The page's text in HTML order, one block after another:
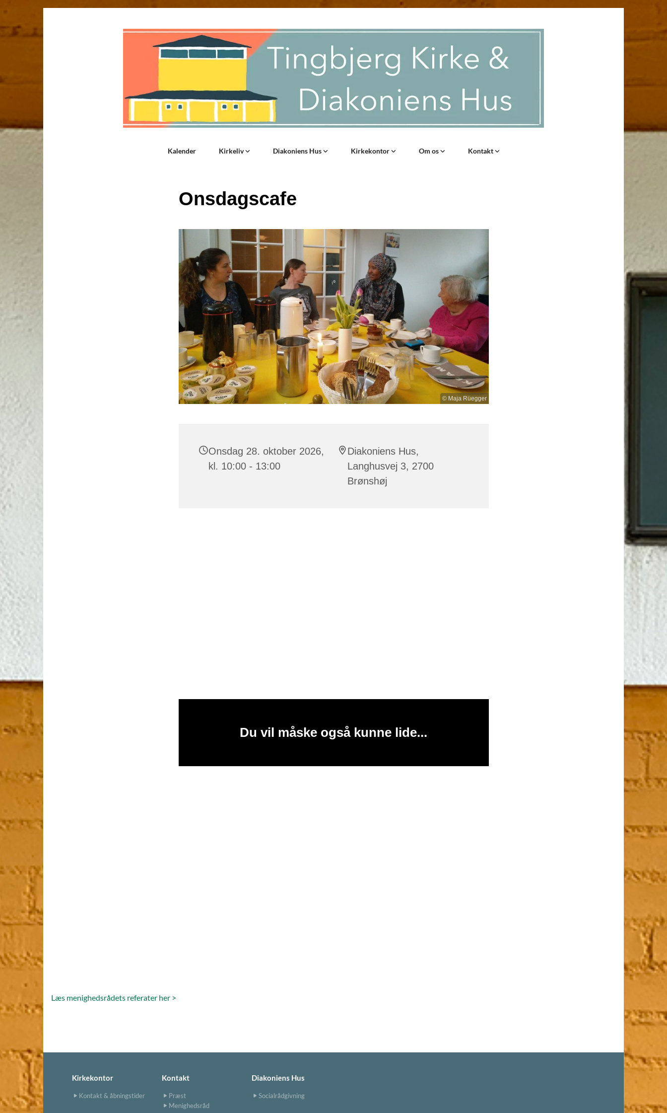
Kalender Kirkeliv Diakoniens Hus Kirkekontor Om os Kontakt
Onsdagscafe
© Maja Rüegger
Onsdag 28. oktober 2026,
kl. 10:00 - 13:00
Diakoniens Hus,
Langhusvej 3, 2700
Brønshøj
Du vil måske også kunne lide...
Læs menighedsrådets referater her >
Kirkekontor
Kontakt & åbningstider
Kontakt
Præst
Menighedsråd
Diakoniens Hus
Socialrådgivning